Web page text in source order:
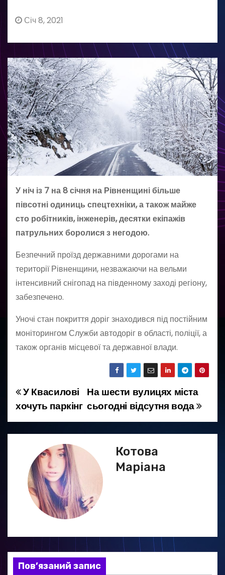
Січ 8, 2021
У ніч із 7 на 8 січня на Рівненщині більше
півсотні одиниць спецтехніки, а також майже
сто робітників, інженерів, десятки екіпажів
патрульних боролися з негодою.
Безпечний проїзд державними дорогами на
території Рівненщини, незважаючи на вельми
інтенсивний снігопад на південному заході регіону,
забезпечено.
Уночі стан покриття доріг знаходився під постійним
моніторингом Служби автодоріг в області, поліції, а
також органів місцевої та державної влади.
Н
а
в
і
я
На шести вулицях міста
сьогодні відсутня вода
У Квасилові
хочуть паркінг
Котова
Маріана
Пов’язаний запис